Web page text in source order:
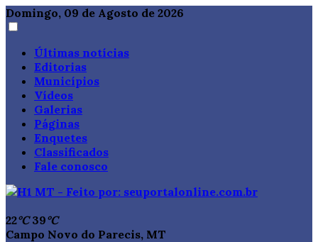
Domingo, 09 de Agosto de 2026
Últimas notícias
Editorias
Municípios
Vídeos
Galerias
Páginas
Enquetes
Classificados
Fale conosco
22°C 39°C
Campo Novo do Parecis, MT